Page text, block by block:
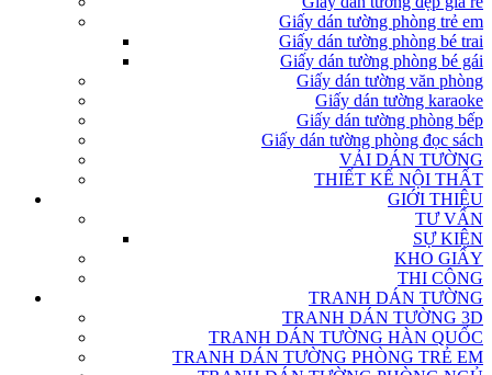
Giấy dán tường phòng trẻ em
Giấy dán tường phòng bé trai
Giấy dán tường phòng bé gái
Giấy dán tường văn phòng
Giấy dán tường karaoke
Giấy dán tường phòng bếp
Giấy dán tường phòng đọc sách
VẢI DÁN TƯỜNG
THIẾT KẾ NỘI THẤT
GIỚI THIỆU
TƯ VẤN
SỰ KIỆN
KHO GIẤY
THI CÔNG
TRANH DÁN TƯỜNG
TRANH DÁN TƯỜNG 3D
TRANH DÁN TƯỜNG HÀN QUỐC
TRANH DÁN TƯỜNG PHÒNG TRẺ EM